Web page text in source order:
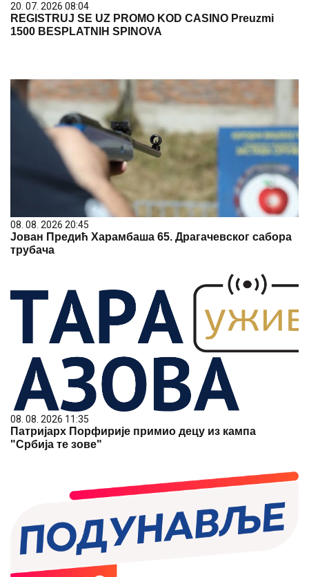
20. 07. 2026 08:04
REGISTRUJ SE UZ PROMO KOD CASINO Preuzmi
1500 BESPLATNIH SPINOVA
08. 08. 2026 20:45
Јован Предић Харамбаша 65. Драгачевског сабора
трубача
08. 08. 2026 11:35
Патријарх Порфирије примио децу из кампа
"Србија те зове"